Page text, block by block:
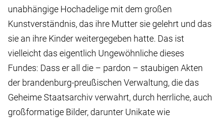
unabhängige Hochadelige mit dem großen
Kunstverständnis, das ihre Mutter sie gelehrt und das
sie an ihre Kinder weitergegeben hatte. Das ist
vielleicht das eigentlich Ungewöhnliche dieses
Fundes: Dass er all die – pardon – staubigen Akten
der brandenburg-preußischen Verwaltung, die das
Geheime Staatsarchiv verwahrt, durch herrliche, auch
großformatige Bilder, darunter Unikate wie